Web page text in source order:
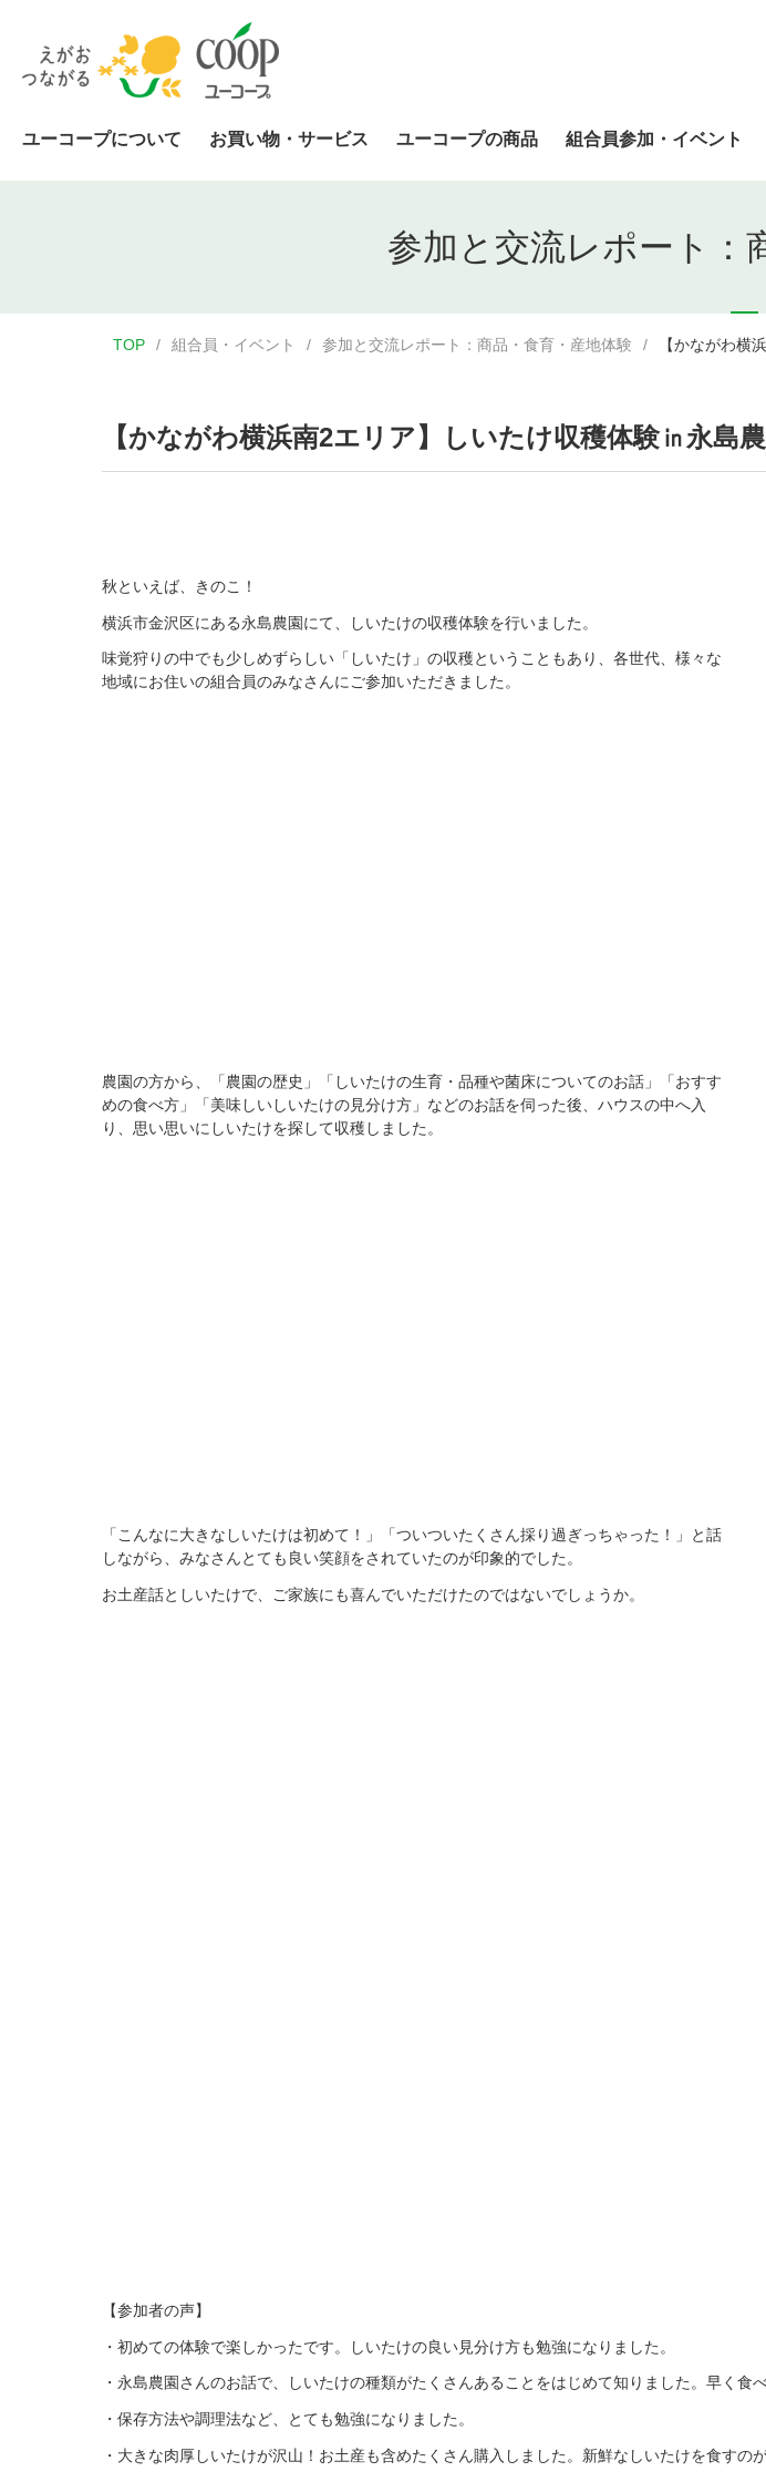
ユーコープについて お買い物・サービス ユーコープの商品 組合員参加・イベント
参加と交流レポート：
TOP 組合員・イベント 参加と交流レポート：商品・食育・産地体験 【かながわ横
【かながわ横浜南2エリア】しいたけ収穫体験㏌永島
秋といえば、きのこ！
横浜市金沢区にある永島農園にて、しいたけの収穫体験を行いました。
味覚狩りの中でも少しめずらしい「しいたけ」の収穫ということもあり、各世代、様々な
地域にお住いの組合員のみなさんにご参加いただきました。
農園の方から、「農園の歴史」「しいたけの生育・品種や菌床についてのお話」「おすす
めの食べ方」「美味しいしいたけの見分け方」などのお話を伺った後、ハウスの中へ入
り、思い思いにしいたけを探して収穫しました。
「こんなに大きなしいたけは初めて！」「ついついたくさん採り過ぎっちゃった！」と話
しながら、みなさんとても良い笑顔をされていたのが印象的でした。
お土産話としいたけで、ご家族にも喜んでいただけたのではないでしょうか。
【参加者の声】
・初めての体験で楽しかったです。しいたけの良い見分け方も勉強になりました。
・ 永島農園さんのお話で、しいたけの種類がたくさんあることをはじめて知りました。早く食べ
・ 保存方法や調理法など、とても勉強になりました。
・ 大きな肉厚しいたけが沢山！ お土産も含めたくさん購入しました。新鮮なしいたけを食すのが